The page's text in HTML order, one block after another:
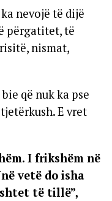
nevojë të dijë
përgatitet, të
nismat,
që nuk ka pse
E vret
I frikshëm në
vetë do isha
të tillë”,